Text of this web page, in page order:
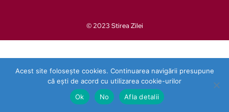
© 2023 Stirea Zilei
Acest site folosește cookies. Continuarea navigării presupune
că ești de acord cu utilizarea cookie-urilor
Ok
No Afla detalii